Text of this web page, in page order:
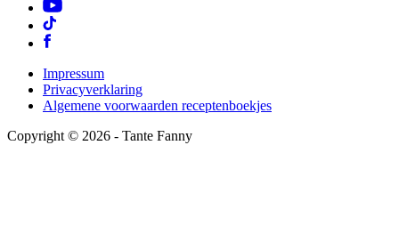
Impressum
Privacyverklaring
Algemene voorwaarden receptenboekjes
Copyright © 2026 - Tante Fanny